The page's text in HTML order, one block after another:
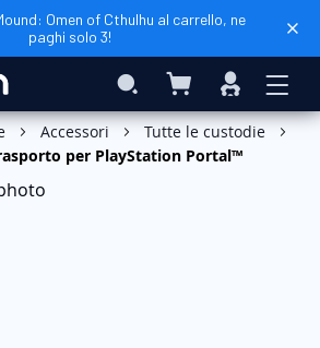
Omen of Cthulhu al carrello, ne
paghi solo 3!
Search Carrello Accedi
Aggiungi al Carrello
Accessori
Tutte le custodie
per PlayStation Portal™